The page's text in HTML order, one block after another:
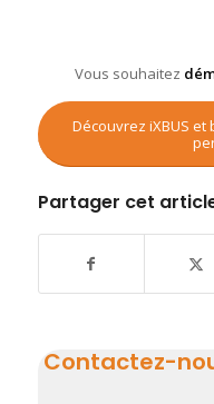
Vous souhaitez
Découvrez iXBUS
Partager cet
Contactez-